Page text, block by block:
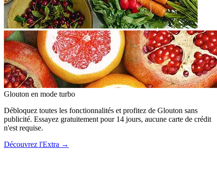
Glouton en mode turbo
Débloquez toutes les fonctionnalités et profitez de Glouton sans
publicité. Essayez gratuitement pour 14 jours, aucune carte de crédit
n'est requise.
Découvrez l'Extra →